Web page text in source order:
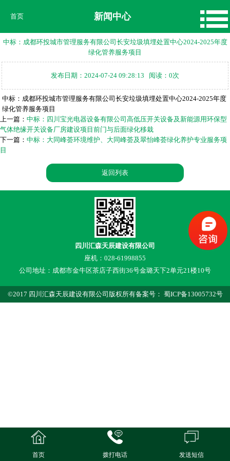
首页 新闻中心
中标：成都环投城市管理服务有限公司长安垃圾填埋处置中心2024-2025年度
绿化管养服务项目
发布日期：2024-07-24 09:28:13 阅读：0次
中标：成都环投城市管理服务有限公司长安垃圾填埋处置中心2024-2025年度
绿化管养服务项目
上一篇： 中标：四川宝光电器设备有限公司高低压开关设备及新能源用环保型
气体绝缘开关设备厂房建设项目前门与后面绿化移栽
下一篇： 中标：大同峰荟环境维护、大同峰荟及翠怡峰荟绿化养护专业服务项
目
返回列表
四川汇森天辰建设有限公司
座机：028-61998855
公司地址：成都市金牛区茶店子西街36号金璐天下2单元21楼10号
©2017 四川汇森天辰建设有限公司版权所有备案号： 蜀ICP备13005732号
首页 拨打电话 发送短信